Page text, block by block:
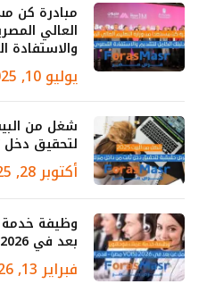
مبادرة كن
العالي
والاستفادة
يوليو 10, 2025
لتحقيق دخل
أكتوبر 28, 2025
وظيفة خدمة
بعد في 2026 (VOIS مصر) – قدم الآن
فبراير 13, 2026